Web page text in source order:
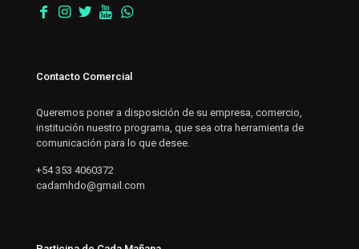
Contacto Comercial
Queremos poner a disposición de su empresa, comercio,
institución nuestro programa, que sea otra herramienta de
comunicación para lo que desee.
+54 353 4060372
cadamhdo@gmail.com